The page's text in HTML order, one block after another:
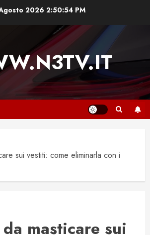
2026 2:50:55 PM
sui vestiti: come eliminarla con i
masticare sui